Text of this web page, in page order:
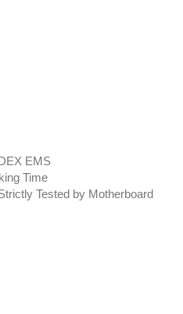
EMS
Time
Tested by Motherboard